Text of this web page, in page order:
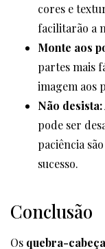
cores e
facilitarão a
Monte aos
partes mais
imagem aos
Não desista:
pode ser
paciência
sucesso.
Conclusão
Os quebra-